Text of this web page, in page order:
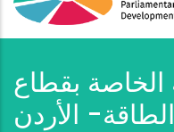
الخاصة بقطاع
الطاقة- الأردن